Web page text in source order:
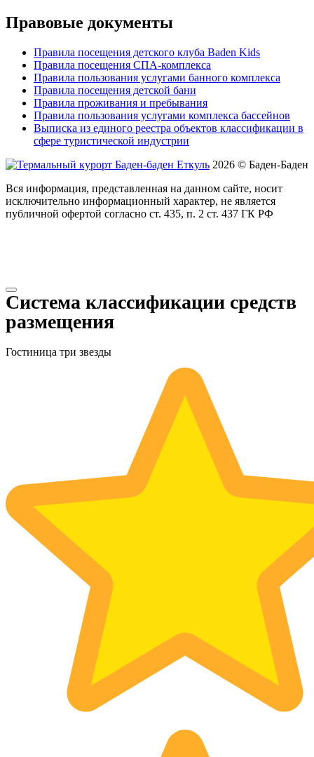
Правовые документы
Правила посещения детского клуба Baden Kids
Правила посещения СПА-комплекса
Правила пользования услугами банного комплекса
Правила посещения детской бани
Правила проживания и пребывания
Правила пользования услугами комплекса бассейнов
Выписка из единого реестра объектов классификации в
сфере туристической индустрии
2026 © Баден-Баден
Вся информация, представленная на данном сайте, носит
исключительно информационный характер, не является
публичной офертой согласно ст. 435, п. 2 ст. 437 ГК РФ
Система классификации средств
размещения
Гостиница три звезды